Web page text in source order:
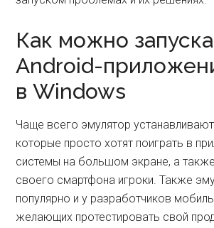
Как можно
Android-
в Windows
Чаще всего эмулятор
которые просто хотят поиграть в
системы на большом экране, а
своего смартфона игроки. Также
популярно и у разработчиков
желающих протестировать свой